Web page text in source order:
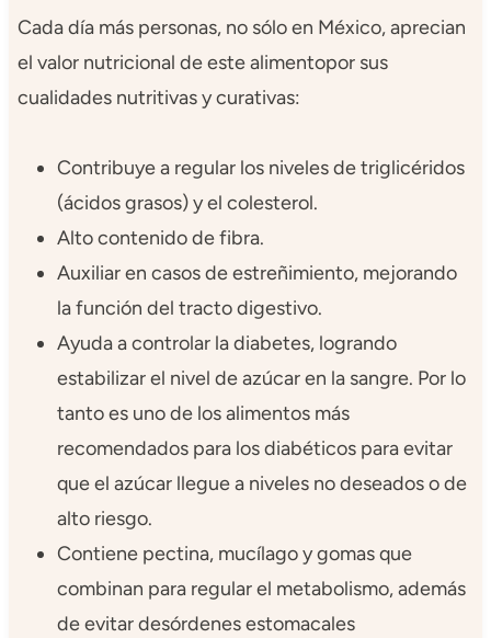
Cada día más personas, no sólo en México, aprecian
el valor nutricional de este alimentopor sus
cualidades nutritivas y curativas:
Contribuye a regular los niveles de triglicéridos
(ácidos grasos) y el colesterol.
Alto contenido de fibra.
Auxiliar en casos de estreñimiento, mejorando
la función del tracto digestivo.
Ayuda a controlar la diabetes, logrando
estabilizar el nivel de azúcar en la sangre. Por lo
tanto es uno de los alimentos más
recomendados para los diabéticos para evitar
que el azúcar llegue a niveles no deseados o de
alto riesgo.
Contiene pectina, mucílago y gomas que
combinan para regular el metabolismo, además
de evitar desórdenes estomacales